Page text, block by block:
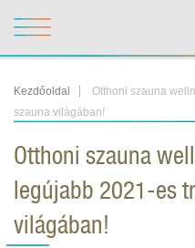
Kezdőoldal
Otthoni szauna
szauna világában!
Otthoni szauna
legújabb 2021-es
világában!